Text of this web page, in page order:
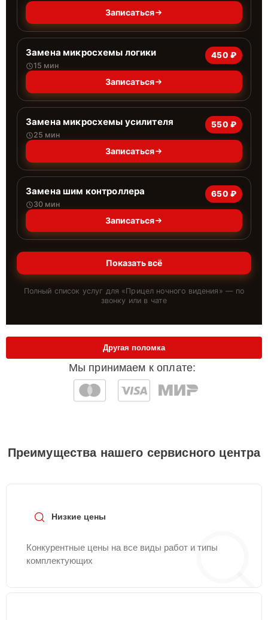
Записаться
Замена микросхемы логики
15 мин
450 ₽
Записаться
Замена микросхемы усилителя
25 мин
550 ₽
Записаться
Замена шим контроллера
30 мин
650 ₽
Записаться
Показать всё
Полный список услуг для «Прицел ночного видения » — по
звонку или в чате
Мы принимаем к оплате:
Другая поломка
Преимущества нашего сервисного центра
Низкие цены
Конкурентные цены на все виды работ и типы
комплектующих